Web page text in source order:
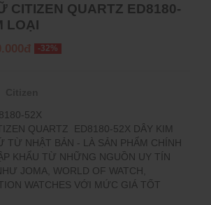
CITIZEN QUARTZ ED8180-
LOẠI
-32%
52X
QUARTZ ED8180-52X DÂY KIM
TỪ NHẬT BẢN - LÀ SẢN PHẨM CHÍNH
KHẨU TỪ NHỮNG NGUỒN UY TÍN
JOMA, WORLD OF WATCH,
WATCHES VỚI MỨC GIÁ TỐT